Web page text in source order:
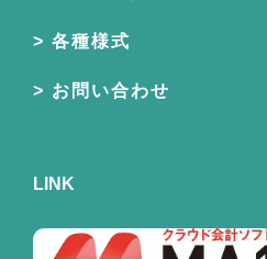
各種様式
お問い合わせ
LINK